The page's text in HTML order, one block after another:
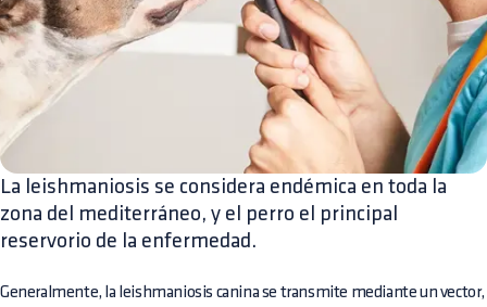
La leishmaniosis se considera endémica en toda la
zona del mediterráneo, y el perro el principal
reservorio de la enfermedad.
Generalmente, la leishmaniosis canina se transmite mediante un vector,